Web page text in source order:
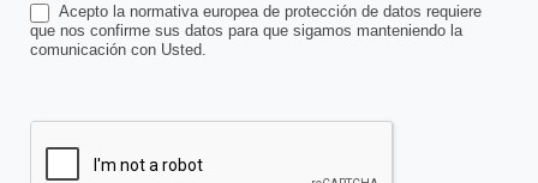
Acepto la normativa europea de protección de datos requiere
que nos confirme sus datos para que sigamos manteniendo la
comunicación con Usted.